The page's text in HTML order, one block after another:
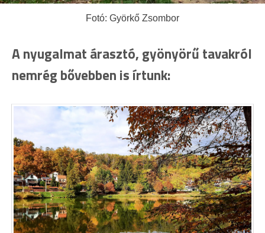
Fotó: Györkő Zsombor
A nyugalmat árasztó, gyönyörű tavakról
nemrég bővebben is írtunk: